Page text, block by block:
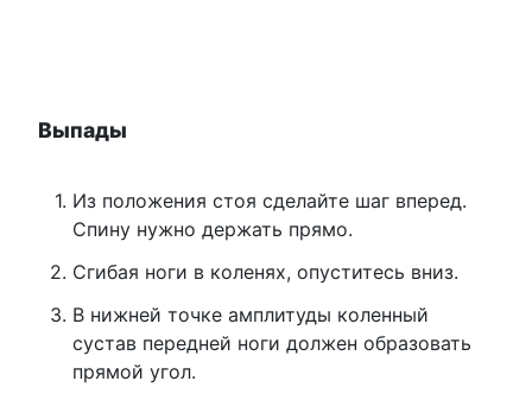
Выпады
Из положения стоя сделайте шаг вперед.
Спину нужно держать прямо.
Сгибая ноги в коленях, опуститесь вниз.
В нижней точке амплитуды коленный
сустав передней ноги должен образовать
прямой угол.